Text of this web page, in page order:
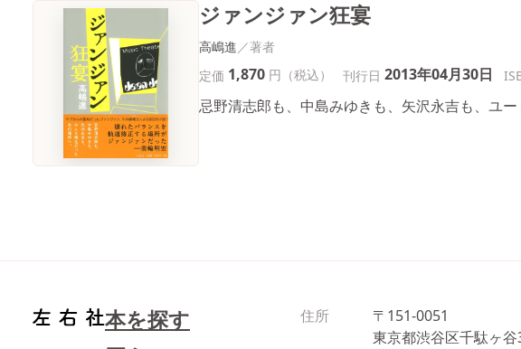
ジァンジァン狂宴
高嶋進
定価 1,870 円（税込） 刊行日 2013年04月30日
忌野清志郎も、中島みゆきも、矢沢永吉も、ユ
本を探す
住所
〒151-0051
東京都渋谷区千駄ヶ